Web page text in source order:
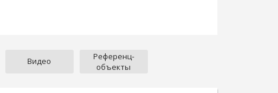
Видео
Референц-
объекты